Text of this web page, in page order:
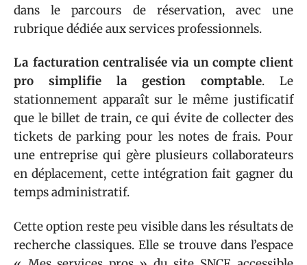
dans le parcours de réservation, avec une
rubrique dédiée aux services professionnels.
La facturation centralisée via un compte client
pro simplifie la gestion comptable. Le
stationnement apparaît sur le même justificatif
que le billet de train, ce qui évite de collecter des
tickets de parking pour les notes de frais. Pour
une entreprise qui gère plusieurs collaborateurs
en déplacement, cette intégration fait gagner du
temps administratif.
Cette option reste peu visible dans les résultats de
recherche classiques. Elle se trouve dans l’espace